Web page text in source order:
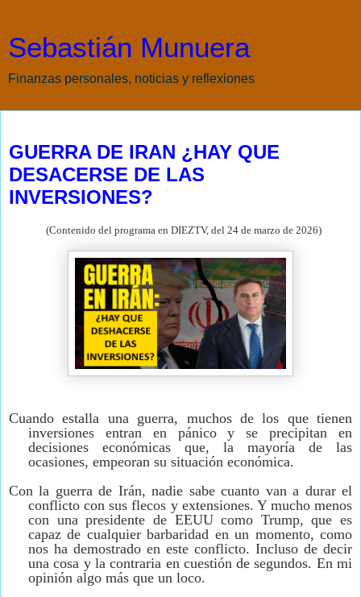
Sebastián Munuera
Finanzas personales, noticias y reflexiones
GUERRA DE IRAN ¿HAY QUE
DESACERSE DE LAS
INVERSIONES?
(Contenido del programa en DIEZTV, del 24 de marzo de 2026)
Cuando estalla una guerra, muchos de los que tienen
inversiones entran en pánico y se precipitan en
decisiones económicas que, la mayoría de las
ocasiones, empeoran su situación económica.
Con la guerra de Irán, nadie sabe cuanto van a durar el
conflicto con sus flecos y extensiones. Y mucho menos
con una presidente de EEUU como Trump, que es
capaz de cualquier barbaridad en un momento, como
nos ha demostrado en este conflicto. Incluso de decir
una cosa y la contraria en cuestión de segundos. En mi
opinión algo más que un loco.